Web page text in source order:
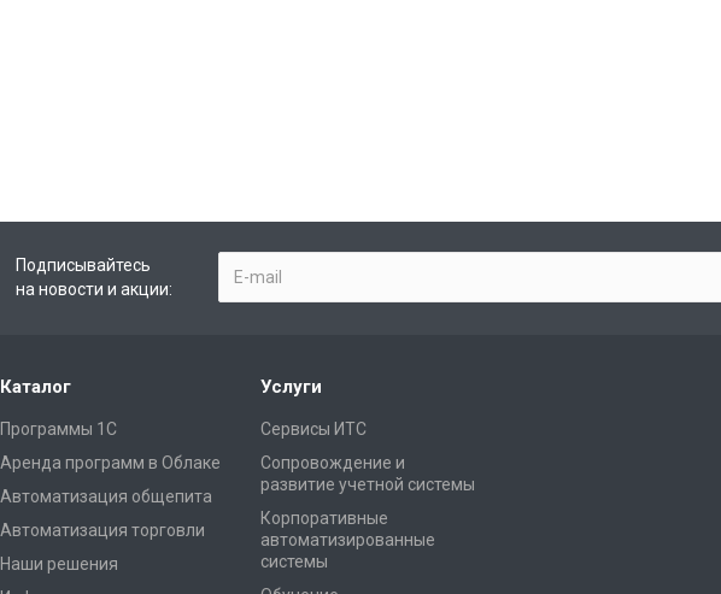
Подписывайтесь
на новости и акции:
Каталог
Программы 1С
Аренда программ в Облаке
Автоматизация общепита
Автоматизация торговли
Наши решения
Услуги
Сервисы ИТС
Сопровождение и
развитие учетной системы
Корпоративные
автоматизированные
системы